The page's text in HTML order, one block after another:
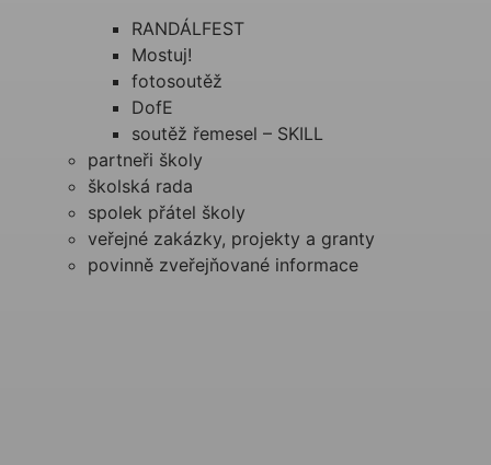
RANDÁLFEST
Mostuj!
fotosoutěž
DofE
soutěž řemesel – SKILL
partneři školy
školská rada
spolek přátel školy
veřejné zakázky, projekty a granty
povinně zveřejňované informace